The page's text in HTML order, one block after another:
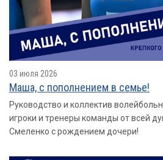
03 июля 2026
Маша, с пополнением в семье!
Руководство и коллектив
игроки и тренеры команды от всей
Смеленко с рождением дочери!